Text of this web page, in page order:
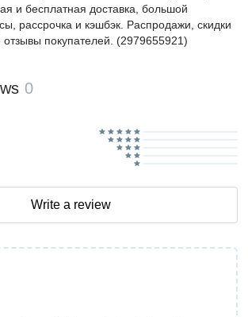
и бесплатная доставка, большой
рассрочка и кэшбэк. Распродажи, скидки
покупателей. (2979655921)
0
Write a review